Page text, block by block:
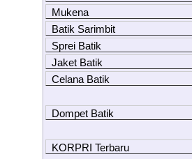
Mukena
Batik Sarimbit
Sprei Batik
Jaket Batik
Celana Batik
Dompet Batik
KORPRI Terbaru